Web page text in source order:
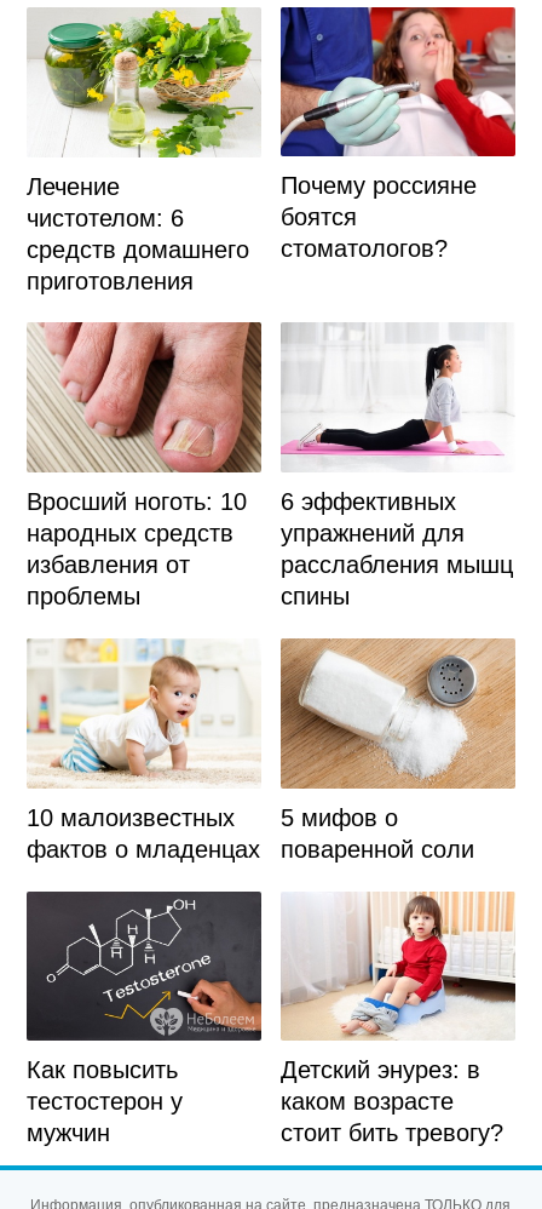
Лечение
чистотелом: 6
средств домашнего
приготовления
Почему россияне
боятся
стоматологов?
Вросший ноготь: 10
народных средств
избавления от
проблемы
6 эффективных
упражнений для
расслабления мышц
спины
10 малоизвестных
фактов о младенцах
5 мифов о
поваренной соли
Как повысить
тестостерон у
мужчин
Детский энурез: в
каком возрасте
стоит бить тревогу?